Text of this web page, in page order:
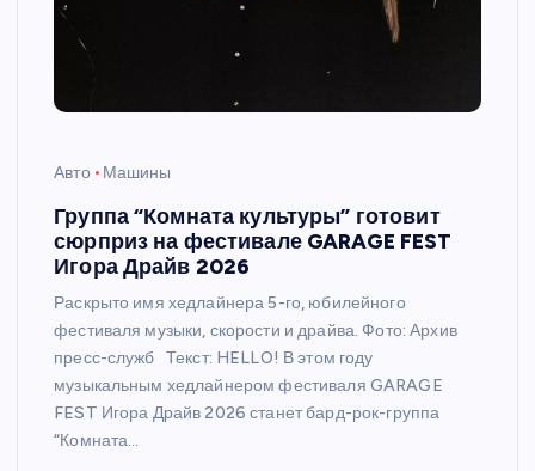
Авто Машины
Группа “Комната культуры” готовит
сюрприз на фестивале GARAGE FEST
Игора Драйв 2026
Раскрыто имя хедлайнера 5-го, юбилейного
фестиваля музыки, скорости и драйва. Фото: Архив
пресс-служб Текст: HELLO! В этом году
музыкальным хедлайнером фестиваля GARAGE
FEST Игора Драйв 2026 станет бард-рок-группа
“Комната…